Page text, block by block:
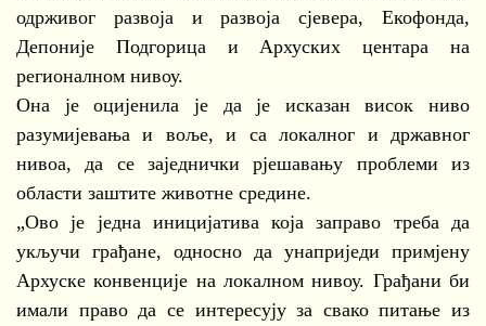
одрживог развоја и развоја сјевера, Екофонда,
Депоније Подгорица и Архуских центара на
регионалном нивоу.
Она је оцијенила је да је исказан висок ниво
разумијевања и воље, и са локалног и државног
нивоа, да се заједнички рјешавању проблеми из
области заштите животне средине.
„Ово је једна иницијатива која заправо треба да
укључи грађане, односно да унаприједи примјену
Архуске конвенције на локалном нивоу. Грађани би
имали право да се интересују за свако питање из